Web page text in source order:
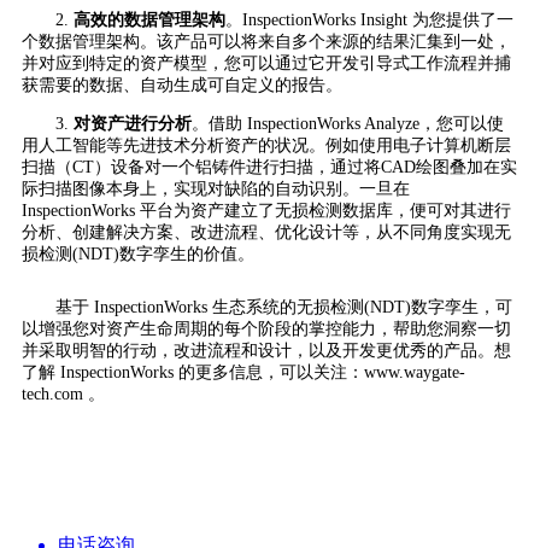
2. 高效的数据管理架构。InspectionWorks Insight 为您提供了一
个数据管理架构。该产品可以将来自多个来源的结果汇集到一处，
并对应到特定的资产模型，您可以通过它开发引导式工作流程并捕
获需要的数据、自动生成可自定义的报告。
3. 对资产进行分析。借助 InspectionWorks Analyze，您可以使
用人工智能等先进技术分析资产的状况。例如使用电子计算机断层
扫描（CT）设备对一个铝铸件进行扫描，通过将CAD绘图叠加在实
际扫描图像本身上，实现对缺陷的自动识别。一旦在
InspectionWorks 平台为资产建立了无损检测数据库，便可对其进行
分析、创建解决方案、改进流程、优化设计等，从不同角度实现无
损检测(NDT)数字孪生的价值。
基于 InspectionWorks 生态系统的无损检测(NDT)数字孪生，可
以增强您对资产生命周期的每个阶段的掌控能力，帮助您洞察一切
并采取明智的行动，改进流程和设计，以及开发更优秀的产品。想
了解 InspectionWorks 的更多信息，可以关注：www.waygate-
tech.com 。